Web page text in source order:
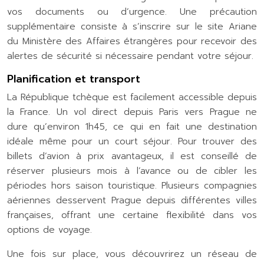
vos documents ou d’urgence. Une précaution
supplémentaire consiste à s’inscrire sur le site Ariane
du Ministère des Affaires étrangères pour recevoir des
alertes de sécurité si nécessaire pendant votre séjour.
Planification et transport
La République tchèque est facilement accessible depuis
la France. Un vol direct depuis Paris vers Prague ne
dure qu’environ 1h45, ce qui en fait une destination
idéale même pour un court séjour. Pour trouver des
billets d’avion à prix avantageux, il est conseillé de
réserver plusieurs mois à l’avance ou de cibler les
périodes hors saison touristique. Plusieurs compagnies
aériennes desservent Prague depuis différentes villes
françaises, offrant une certaine flexibilité dans vos
options de voyage.
Une fois sur place, vous découvrirez un réseau de